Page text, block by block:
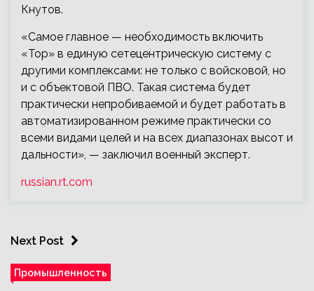
Кнутов.
«Самое главное — необходимость включить
«Тор» в единую сетецентрическую систему с
другими комплексами: не только с войсковой, но
и с объектовой ПВО. Такая система будет
практически непробиваемой и будет работать в
автоматизированном режиме практически со
всеми видами целей и на всех диапазонах высот и
дальности», — заключил военный эксперт.
russian.rt.com
Next Post
Промышленность